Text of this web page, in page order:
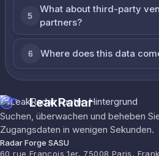
5
What about third-party
partners?
6 Where does this data
LeakRadar
Suchen, überwachen und beheben
Zugangsdaten in wenigen Sekunden.
Radar Forge SASU
60 rue François 1er, 75008 Paris,